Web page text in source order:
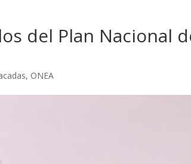
del Plan Nacional
, ONEA